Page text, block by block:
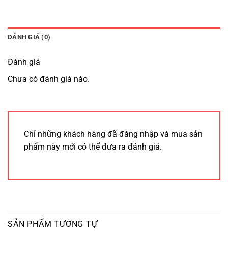
ĐÁNH GIÁ (0)
Đánh giá
Chưa có đánh giá nào.
Chỉ những khách hàng đã đăng nhập và mua sản
phẩm này mới có thể đưa ra đánh giá.
SẢN PHẨM TƯƠNG TỰ